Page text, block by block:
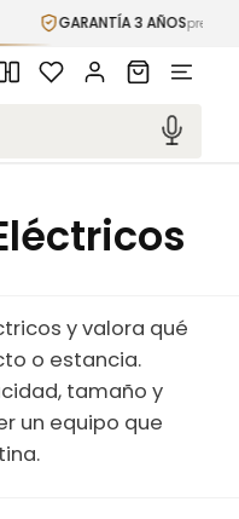
GARANTÍA 3 AÑOSpremium
Iniciar
sesión
Carrito
y valora qué
o estancia.
tamaño y
un equipo que